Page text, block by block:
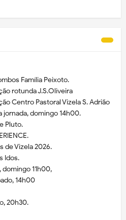
Família Peixoto.
rotunda J.S.Oliveira
Centro Pastoral Vizela S. Adrião
jornada, domingo 14h00.
Pluto.
de Vizela 2026.
Idos.
domingo 11h00,
14h00
20h30.